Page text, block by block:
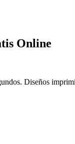
Online
Diseños